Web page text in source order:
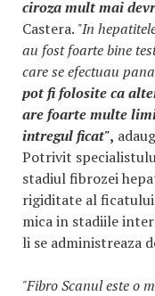
ciroza mult mai
Castera. "In
au fost foarte bine
care se efectuau
pot fi folosite ca
are foarte multe
intregul ficat",
Potrivit
stadiul fibrozei
rigiditate al
mica in stadiile
li se administreaza
"Fibro Scanul este o